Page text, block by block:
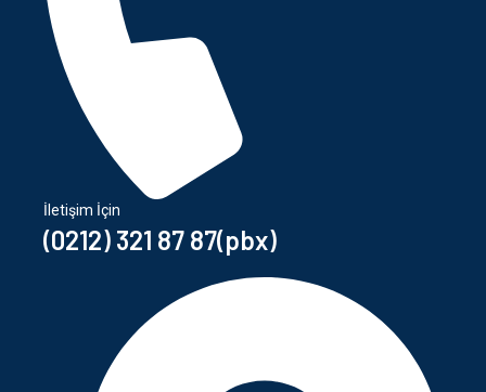
İletişim İçin
(0212) 321 87 87(pbx)